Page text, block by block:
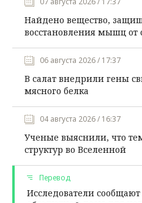
Найдено вещество,
восстановления мышц от
06 августа 2026 / 17:37
В салат внедрили гены
мясного белка
04 августа 2026 / 16:37
Ученые выяснили, что
структур во Вселенной
Перевод
Исследователи